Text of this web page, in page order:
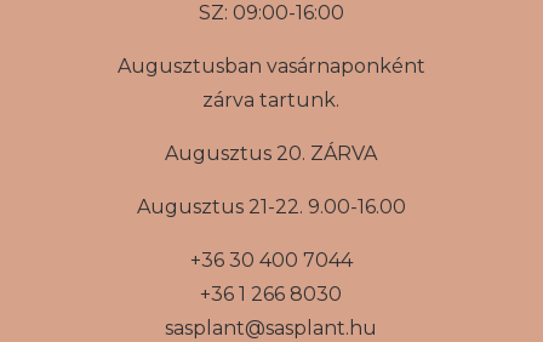
SZ: 09:00-16:00
Augusztusban vasárnaponként
zárva tartunk.
Augusztus 20. ZÁRVA
Augusztus 21-22. 9.00-16.00
+36 30 400 7044
+36 1 266 8030
sasplant@sasplant.hu